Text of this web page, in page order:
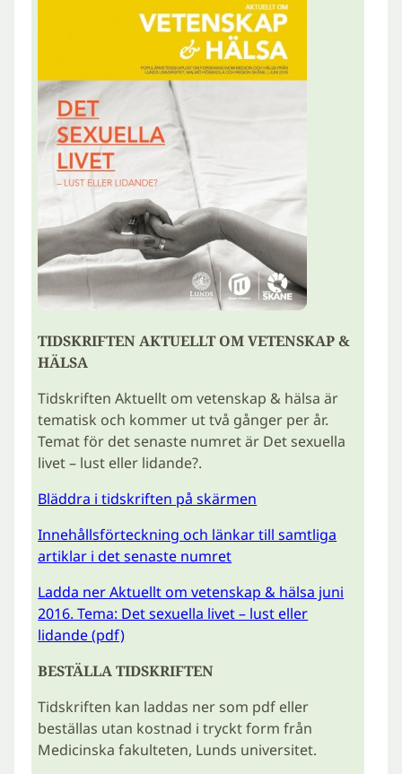
TIDSKRIFTEN AKTUELLT OM VETENSKAP &
HÄLSA
Tidskriften Aktuellt om vetenskap & hälsa är
tematisk och kommer ut två gånger per år.
Temat för det senaste numret är Det sexuella
livet – lust eller lidande?.
Bläddra i tidskriften på skärmen
Innehållsförteckning och länkar till samtliga
artiklar i det senaste numret
Ladda ner Aktuellt om vetenskap & hälsa juni
2016. Tema: Det sexuella livet – lust eller
lidande (pdf)
BESTÄLLA TIDSKRIFTEN
Tidskriften kan laddas ner som pdf eller
beställas utan kostnad i tryckt form från
Medicinska fakulteten, Lunds universitet.